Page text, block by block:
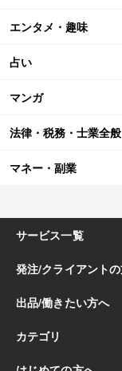
エンタメ・趣味
占い
マンガ
法律・税務・士業全般
マネー・副業